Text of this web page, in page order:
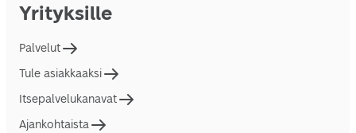
Yrityksille
Palvelut
Tule asiakkaaksi
Itsepalvelukanavat
Ajankohtaista